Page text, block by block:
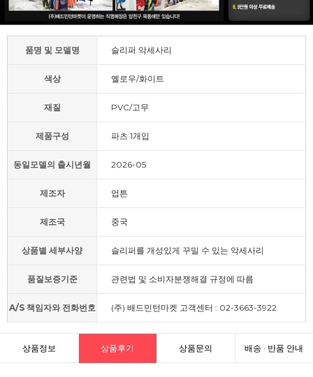
품명 및 모델명 슬리퍼 악세사리
색상 옐로우/화이트
재질 PVC/고무
제품구성 파츠 1개입
동일모델의 출시년월 2026-05
제조자 업튼
제조국 중국
상품별 세부사양 슬리퍼를 개성있게 꾸밀 수 있는 악세사리
품질보증기준 관련법 및 소비자분쟁해결 규정에 따름
A/S 책임자와 전화번호 (주) 배드민턴마켓 고객센터 : 02-3663-3922
상품정보 상품후기 상품문의 배송 · 반품 안내